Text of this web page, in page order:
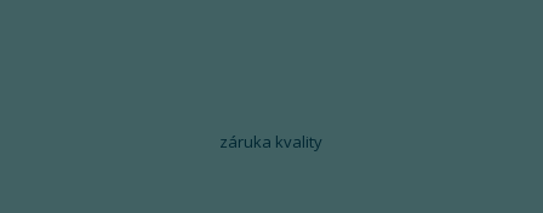
záruka kvality